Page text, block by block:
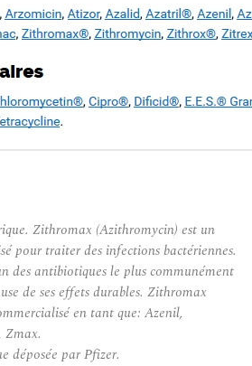
Zithromax (Azithromycin) est un
pour traiter des infections bactériennes.
des antibiotiques le plus communément
de ses effets durables. Zithromax
en tant que: Azenil,
déposée par Pfizer.